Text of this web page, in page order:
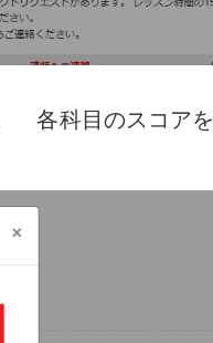
各科目のスコアを